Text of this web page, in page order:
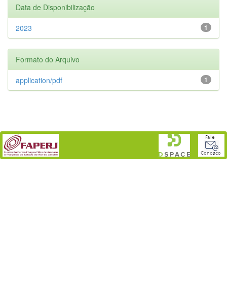
Data de Disponibilização
1
2023
Formato do Arquivo
1
application/pdf